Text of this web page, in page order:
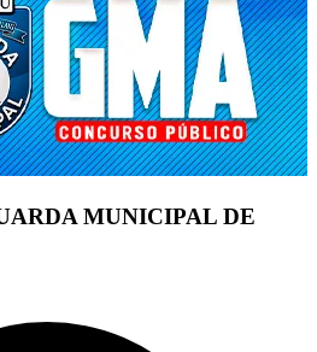
MUNICIPAL DE